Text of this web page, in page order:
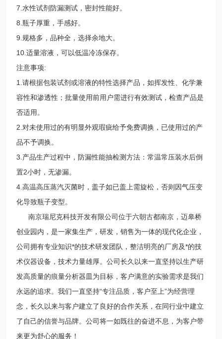
7.水性试剂防漏测试，密封性能好。
8.瓶子厚重，手感好。
9.规格多，品种全，选择余地大。
10.适量溶液，可以低温冷冻保存。
注意事项:
1.请根据包装试剂或溶液的特性选择产品，如挥发性、化学兼
容性和渗透性；批量使用前用户需进行有效测试，检查产品是
否适用。
2.对未使用过的有明显外观瑕疵给予免费调换，已使用过的产
品不予调换。
3.产品生产过程中，防漏性能抽检测方法：常温常压装水后倒
置2小时，无渗漏。
4.高温高压蒸汽灭菌时，盖子如已盖上需旋松，否则因气压变
化导致瓶子变型。
南京瑞尼克科技开发有限公司位于六朝古都南京，迈皋桥
创业园内，是一家集生产，研发，销售为一体的现代化企业，
公司拥有专业知识*的技术研发团队，整洁明亮的厂房及*的技
术仪器设备，技术力量雄厚。公司长久以来一直坚持以生产研
发高质量的痕量分析器皿为目标，客户满意的实验需求是我们
永远的追求。我们一直坚持“专注品质，客户至上”为经营理
念，长久以来与客户建立了良好的合作关系，在同行业中建立
了自己的信誉与品牌。公司将一如既往的奋进不息，为客户带
来更为舒心的服务！